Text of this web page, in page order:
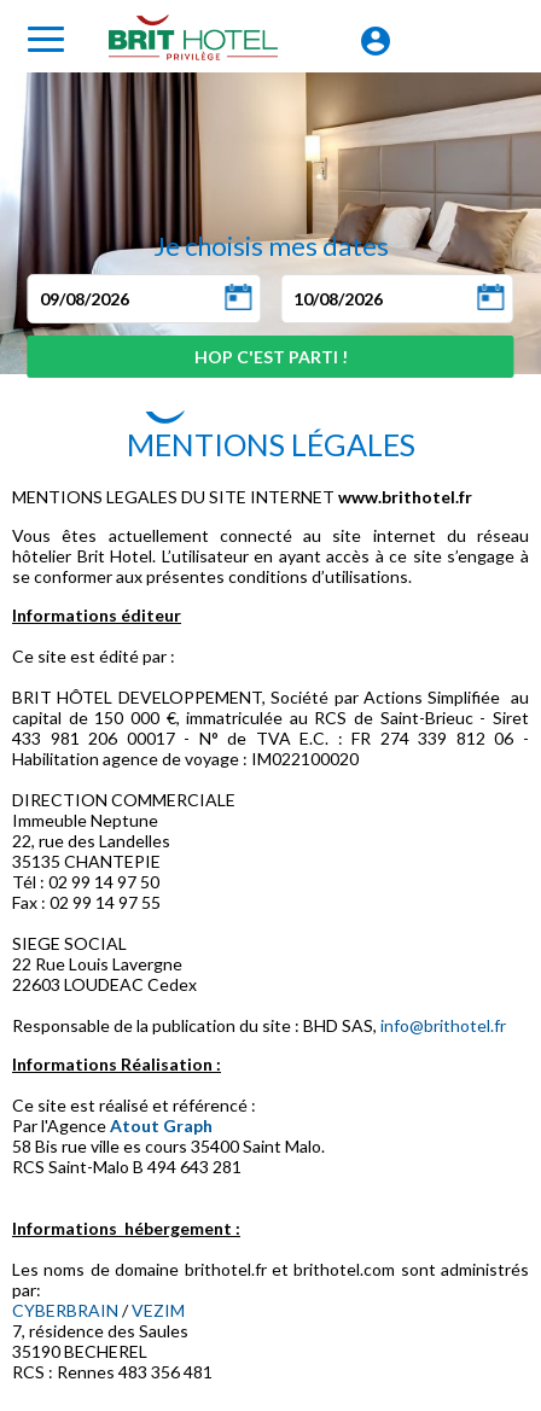
Je choisis mes dates
MENTIONS LÉGALES
MENTIONS LEGALES DU SITE INTERNET www.brithotel.fr
Vous êtes actuellement connecté au site internet du réseau
hôtelier Brit Hotel. L’utilisateur en ayant accès à ce site s’engage à
se conformer aux présentes conditions d’utilisations.
Informations éditeur
Ce site est édité par :
BRIT HÔTEL DEVELOPPEMENT, Société par Actions Simplifiée au
capital de 150 000 €, immatriculée au RCS de Saint-Brieuc - Siret
433 981 206 00017 - N° de TVA E.C. : FR 274 339 812 06 -
Habilitation agence de voyage : IM022100020
DIRECTION COMMERCIALE
Immeuble Neptune
22, rue des Landelles
35135 CHANTEPIE
Tél : 02 99 14 97 50
Fax : 02 99 14 97 55
SIEGE SOCIAL
22 Rue Louis Lavergne
22603 LOUDEAC Cedex
Responsable de la publication du site : BHD SAS, info@brithotel.fr
Informations Réalisation :
Ce site est réalisé et référencé :
Par l'AgenceAtout Graph
58 Bis rue ville es cours 35400 Saint Malo.
RCS Saint-Malo B 494 643 281
Informations hébergement :
Les noms de domaine brithotel.fr et brithotel.com sont administrés
par:
CYBERBRAIN /VEZIM
7, résidence des Saules
35190 BECHEREL
RCS : Rennes 483 356 481